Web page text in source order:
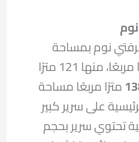
نوم بمساحة
مترًا مربعًا، منها 121 مترًا
مترًا مربعًا مساحة
على سرير كبير
تحتوي سرير بحجم